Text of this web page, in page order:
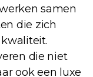
samen
die zich
die niet
ook een luxe